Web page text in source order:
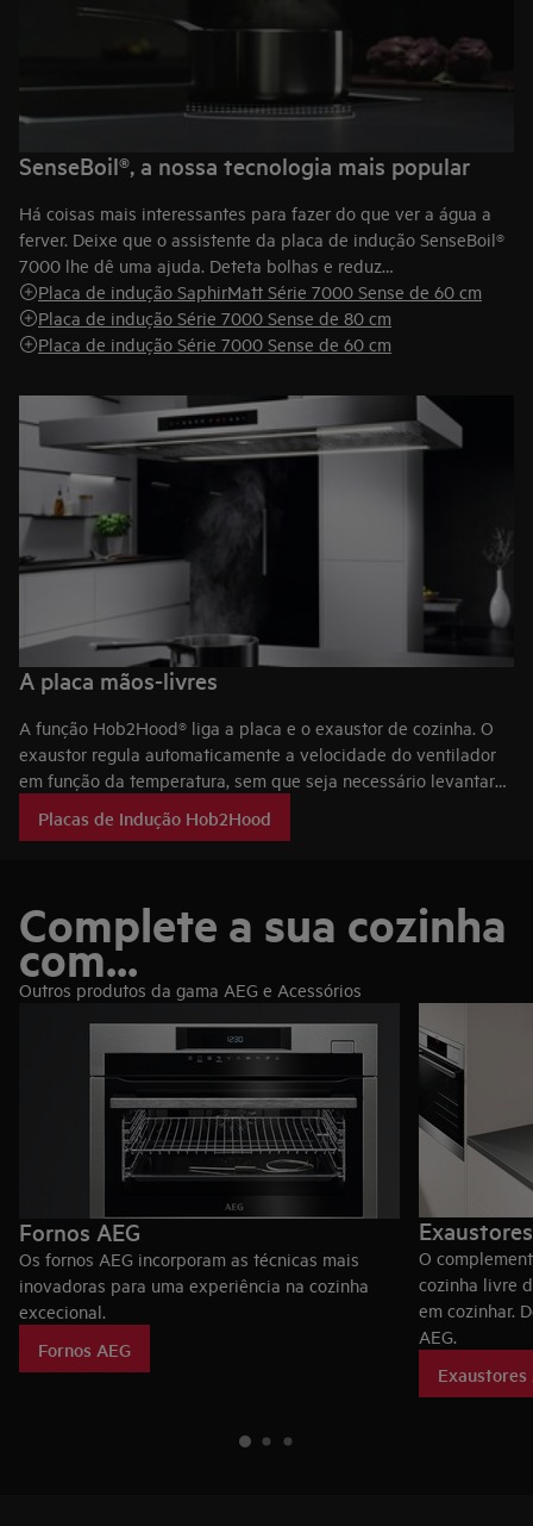
SenseBoil®, a nossa tecnologia mais popular
Há coisas mais interessantes para fazer do que ver a água a
ferver. Deixe que o assistente da placa de indução SenseBoil®
7000 lhe dê uma ajuda. Deteta bolhas e reduz
automaticamente a temperatura para lume brando.
Placa de indução SaphirMatt Série 7000 Sense de 60 cm
Placa de indução Série 7000 Sense de 80 cm
Placa de indução Série 7000 Sense de 60 cm
A placa mãos-livres
A função Hob2Hood® liga a placa e o exaustor de cozinha. O
exaustor regula automaticamente a velocidade do ventilador
em função da temperatura, sem que seja necessário levantar
Placas de Indução Hob2Hood
Complete a sua cozinha
com...
Outros produtos da gama AEG e Acessórios
Fornos AEG
Os fornos AEG incorporam as técnicas mais
inovadoras para uma experiência na cozinha
excecional.
Fornos AEG
O
cozinha livre
em cozinhar.
AEG.
Exaustores